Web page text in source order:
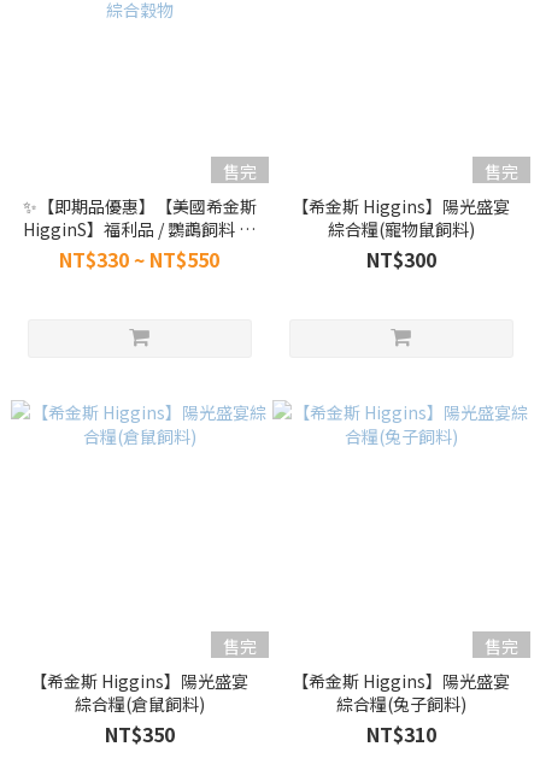
售完
✨【即期品優惠】【美國希金斯
HigginS】福利品 / 鸚鵡飼料 鳥
飼料 / 蔬果滋養丸 陽光盛宴 維
塔種子 綜合穀物
NT$330 ~ NT$550
售完
【希金斯 Higgins】陽光盛宴
綜合糧(寵物鼠飼料)
NT$300
售完
【希金斯 Higgins】陽光盛宴
綜合糧(倉鼠飼料)
NT$350
售完
【希金斯 Higgins】陽光盛宴
綜合糧(兔子飼料)
NT$310